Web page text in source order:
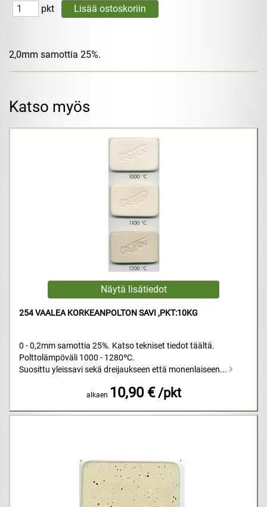
pkt
2,0mm samottia 25%.
Katso myös
254 VAALEA KORKEANPOLTON SAVI ,PKT:10KG
0 - 0,2mm samottia 25%. Katso tekniset tiedot täältä.
Polttolämpöväli 1000 - 1280ºC.
Suosittu yleissavi sekä dreijaukseen että monenlaiseen...
alkaen 10,90 € /pkt